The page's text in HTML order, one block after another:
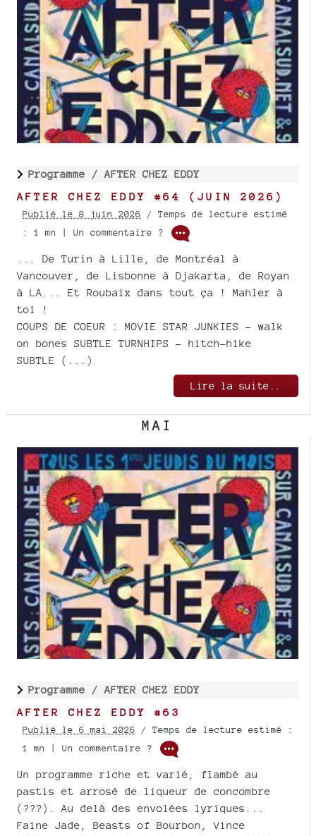
Programme / AFTER CHEZ EDDY
AFTER CHEZ EDDY #64 (JUIN 2026)
Publié le 8 juin 2026 / Temps de lecture estimé
: 1 mn | Un commentaire ?
... De Turin à Lille, de Montréal à
Vancouver, de Lisbonne à Djakarta, de Royan
à LA... Et Roubaix dans tout ça ! Mahler à
toi !
COUPS DE COEUR : MOVIE STAR JUNKIES – walk
on bones SUBTLE TURNHIPS – hitch-hike
SUBTLE (...)
Lire la suite..
MAI
Programme / AFTER CHEZ EDDY
AFTER CHEZ EDDY #63
Publié le 6 mai 2026 / Temps de lecture estimé :
1 mn | Un commentaire ?
Un programme riche et varié, flambé au
pastis et arrosé de liqueur de concombre
(???). Au delà des envolées lyriques...
Faine Jade, Beasts of Bourbon, Vince